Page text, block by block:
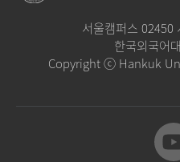
서울캠퍼스 02450
한국외국어
Copyright ⓒ Hankuk